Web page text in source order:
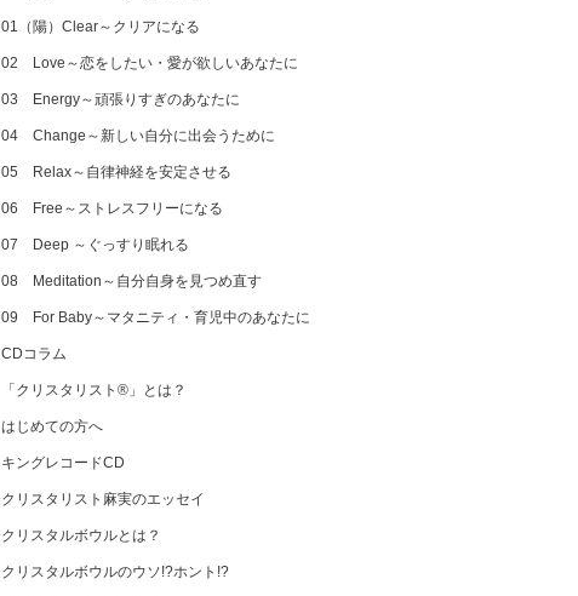
01（陽）Clear～クリアになる
02 Love～恋をしたい・愛が欲しいあなたに
03 Energy～頑張りすぎのあなたに
04 Change～新しい自分に出会うために
05 Relax～自律神経を安定させる
06 Free～ストレスフリーになる
07 Deep ～ぐっすり眠れる
08 Meditation～自分自身を見つめ直す
09 For Baby～マタニティ・育児中のあなたに
CDコラム
「クリスタリスト®」とは？
はじめての方へ
キングレコードCD
クリスタリスト麻実のエッセイ
クリスタルボウルとは？
クリスタルボウルのウソ!?ホント!?